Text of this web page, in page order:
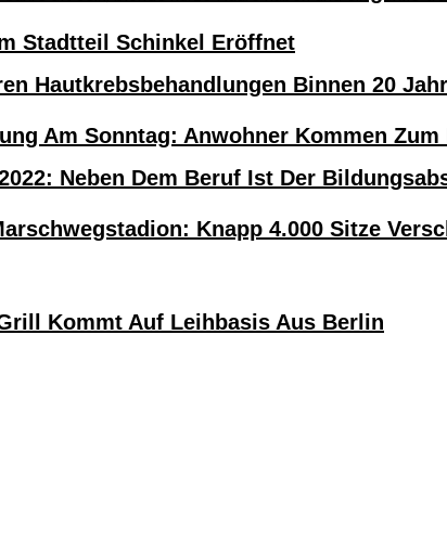
Hautkrebsbehandlungen Binnen 20
Neben Dem Beruf Ist Der
Stadtteil Schinkel Eröffnet
Am Sonntag: Anwohner Kommen
Knapp 4.000 Sitze
Kommt Auf Leihbasis Aus Berlin